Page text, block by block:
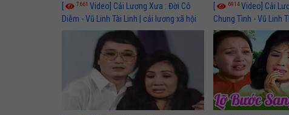
7661 Video] Cải Lương Xưa : Đời Cô
Diễm - Vũ Linh Tài Linh | cải lương xã hội
6914Video] Cải
Chung Tình - Vũ Linh
lương xã hội hay nhất